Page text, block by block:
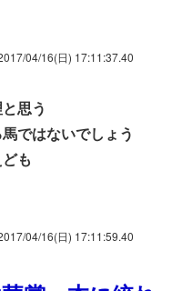
04/16(日) 17:11:37.40
思う
ではないでしょう
も
04/16(日) 17:11:59.40